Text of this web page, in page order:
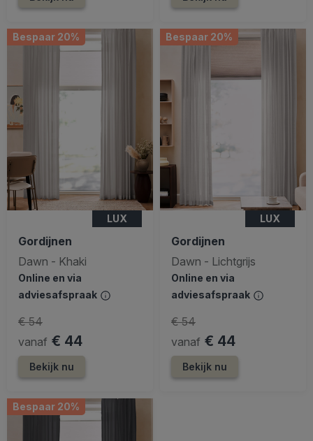
Bespaar 20%
LUX
Gordijnen
Dawn - Khaki
Online en via
adviesafspraak
vanaf € 44
€ 54
Bekijk nu
Bespaar 20%
LUX
Gordijnen
Dawn - Lichtgrijs
Online en via
adviesafspraak
vanaf € 44
€ 54
Bekijk nu
Bespaar 20%